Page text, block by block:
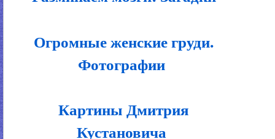
Огромные женские груди.
Фотографии
Картины Дмитрия
Кустановича